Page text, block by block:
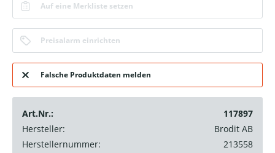
Auf eine Merkliste setzen
Preisalarm einrichten
Falsche Produktdaten melden
Art.Nr.:
117897
Hersteller:
Brodit AB
Herstellernummer:
213558